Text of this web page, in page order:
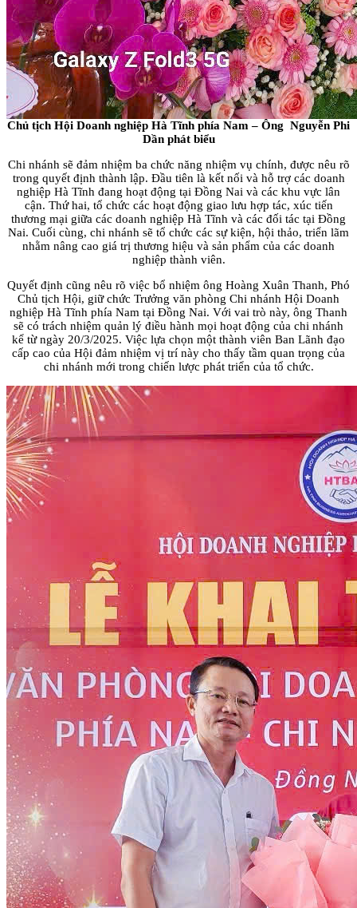
Chủ tịch Hội Doanh nghiệp Hà Tĩnh phía Nam – Ông Nguyễn Phi
Dần phát biểu
Chi nhánh sẽ đảm nhiệm ba chức năng nhiệm vụ chính, được nêu rõ
trong quyết định thành lập. Đầu tiên là kết nối và hỗ trợ các doanh
nghiệp Hà Tĩnh đang hoạt động tại Đồng Nai và các khu vực lân
cận. Thứ hai, tổ chức các hoạt động giao lưu hợp tác, xúc tiến
thương mại giữa các doanh nghiệp Hà Tĩnh và các đối tác tại Đồng
Nai. Cuối cùng, chi nhánh sẽ tổ chức các sự kiện, hội thảo, triển lãm
nhằm nâng cao giá trị thương hiệu và sản phẩm của các doanh
nghiệp thành viên.
Quyết định cũng nêu rõ việc bổ nhiệm ông Hoàng Xuân Thanh, Phó
Chủ tịch Hội, giữ chức Trưởng văn phòng Chi nhánh Hội Doanh
nghiệp Hà Tĩnh phía Nam tại Đồng Nai. Với vai trò này, ông Thanh
sẽ có trách nhiệm quản lý điều hành mọi hoạt động của chi nhánh
kể từ ngày 20/3/2025. Việc lựa chọn một thành viên Ban Lãnh đạo
cấp cao của Hội đảm nhiệm vị trí này cho thấy tầm quan trọng của
chi nhánh mới trong chiến lược phát triển của tổ chức.